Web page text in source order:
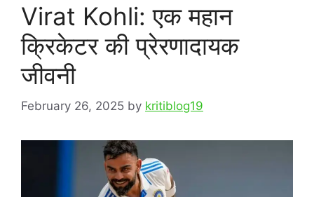
Virat Kohli: एक महान
क्रिकेटर की प्रेरणादायक
जीवनी
February 26, 2025 by kritiblog19